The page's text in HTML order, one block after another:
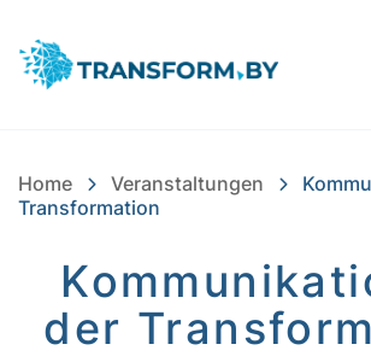
Bayern
Home Veranstaltungen
Transformation
der